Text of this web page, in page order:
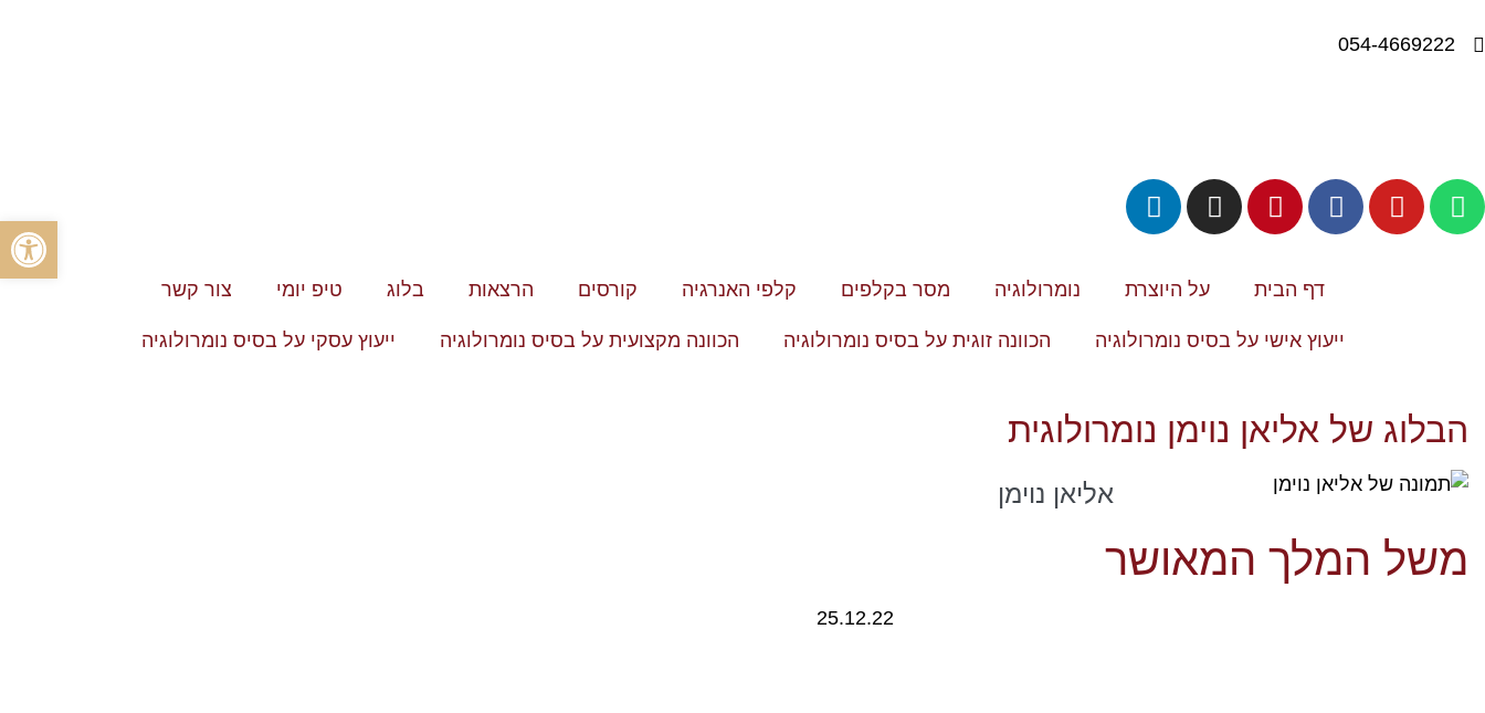
054-4669222
דף הבית על היוצרת נומרולוגיה מסר בקלפים קלפי האנרגיה קורסים הרצאות בלוג טיפ יומי צור קשר
ייעוץ אישי על בסיס נומרולוגיה הכוונה זוגית על בסיס נומרולוגיה הכוונה מקצועית על בסיס נומרולוגיה ייעוץ עסקי על בסיס נומרולוגיה
הבלוג של אליאן נוימן נומרולוגית
אליאן נוימן
משל המלך המאושר
25.12.22
פתח